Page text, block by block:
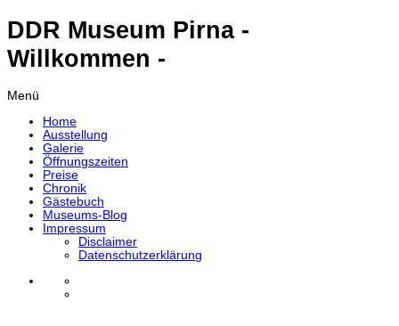
DDR Museum Pirna -
Willkommen -
Menü
Home
Ausstellung
Galerie
Öffnungszeiten
Preise
Chronik
Gästebuch
Museums-Blog
Impressum
Disclaimer
Datenschutzerklärung